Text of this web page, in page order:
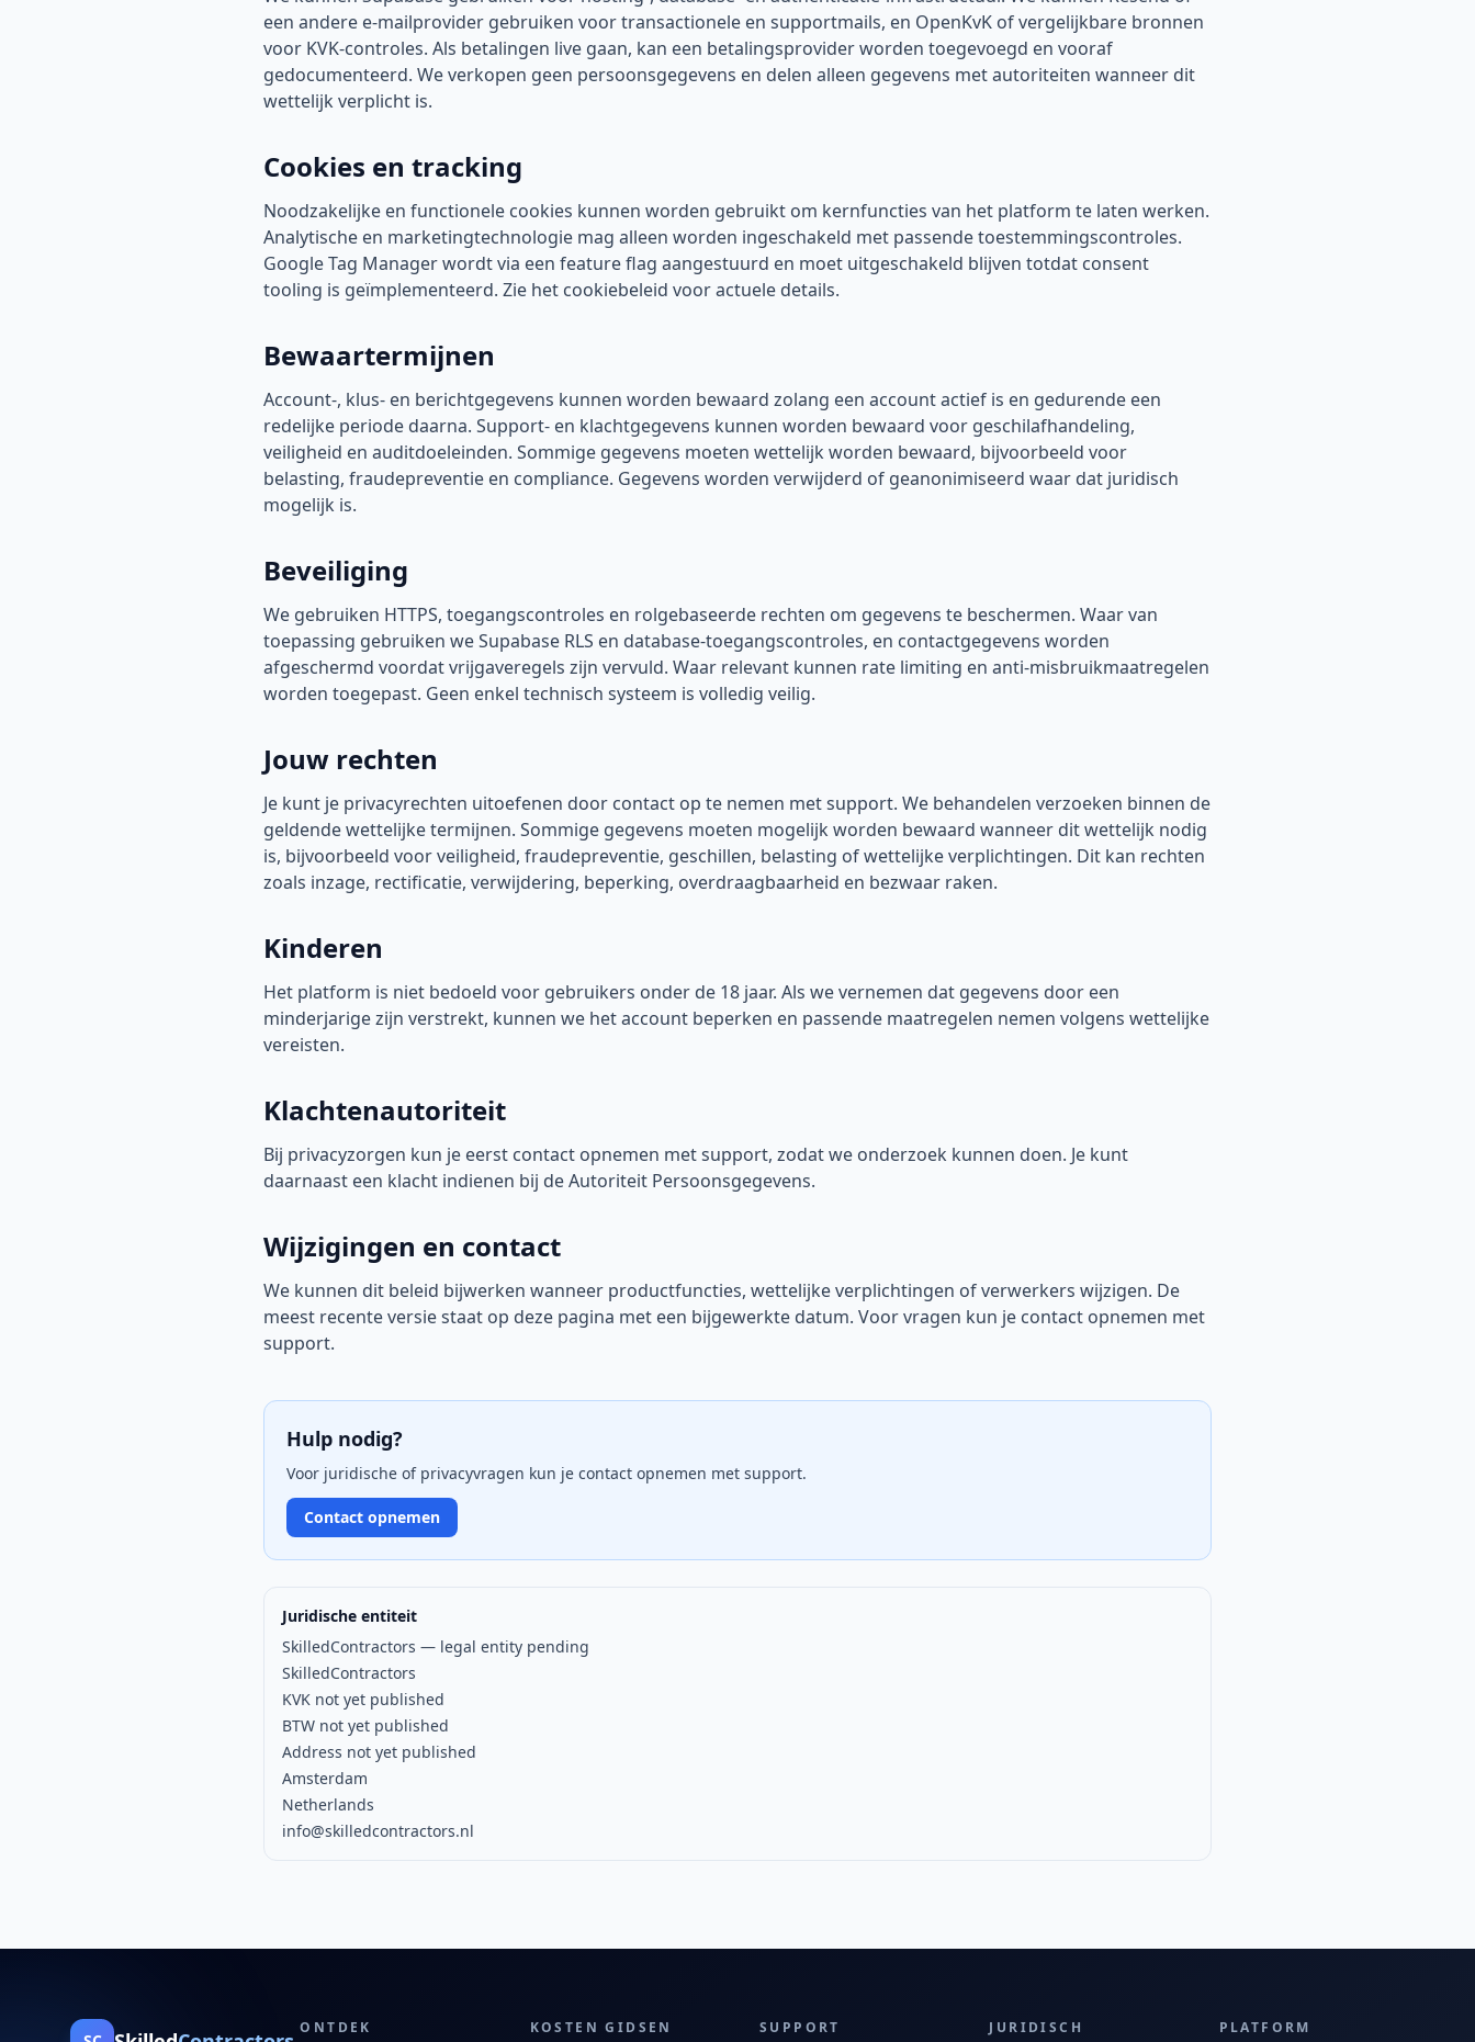
een andere e-mailprovider gebruiken voor transactionele en supportmails, en OpenKvK of vergelijkbare bronnen
voor KVK-controles. Als betalingen live gaan, kan een betalingsprovider worden toegevoegd en vooraf
gedocumenteerd. We verkopen geen persoonsgegevens en delen alleen gegevens met autoriteiten wanneer dit
wettelijk verplicht is.
Cookies en tracking
Noodzakelijke en functionele cookies kunnen worden gebruikt om kernfuncties van het platform te laten werken.
Analytische en marketingtechnologie mag alleen worden ingeschakeld met passende toestemmingscontroles.
Google Tag Manager wordt via een feature flag aangestuurd en moet uitgeschakeld blijven totdat consent
tooling is geïmplementeerd. Zie het cookiebeleid voor actuele details.
Bewaartermijnen
Account-, klus- en berichtgegevens kunnen worden bewaard zolang een account actief is en gedurende een
redelijke periode daarna. Support- en klachtgegevens kunnen worden bewaard voor geschilafhandeling,
veiligheid en auditdoeleinden. Sommige gegevens moeten wettelijk worden bewaard, bijvoorbeeld voor
belasting, fraudepreventie en compliance. Gegevens worden verwijderd of geanonimiseerd waar dat juridisch
mogelijk is.
Beveiliging
We gebruiken HTTPS, toegangscontroles en rolgebaseerde rechten om gegevens te beschermen. Waar van
toepassing gebruiken we Supabase RLS en database-toegangscontroles, en contactgegevens worden
afgeschermd voordat vrijgaveregels zijn vervuld. Waar relevant kunnen rate limiting en anti-misbruikmaatregelen
worden toegepast. Geen enkel technisch systeem is volledig veilig.
Jouw rechten
Je kunt je privacyrechten uitoefenen door contact op te nemen met support. We behandelen verzoeken binnen de
geldende wettelijke termijnen. Sommige gegevens moeten mogelijk worden bewaard wanneer dit wettelijk nodig
is, bijvoorbeeld voor veiligheid, fraudepreventie, geschillen, belasting of wettelijke verplichtingen. Dit kan rechten
zoals inzage, rectificatie, verwijdering, beperking, overdraagbaarheid en bezwaar raken.
Kinderen
Het platform is niet bedoeld voor gebruikers onder de 18 jaar. Als we vernemen dat gegevens door een
minderjarige zijn verstrekt, kunnen we het account beperken en passende maatregelen nemen volgens wettelijke
vereisten.
Klachtenautoriteit
Bij privacyzorgen kun je eerst contact opnemen met support, zodat we onderzoek kunnen doen. Je kunt
daarnaast een klacht indienen bij de Autoriteit Persoonsgegevens.
Wijzigingen en contact
We kunnen dit beleid bijwerken wanneer productfuncties, wettelijke verplichtingen of verwerkers wijzigen. De
meest recente versie staat op deze pagina met een bijgewerkte datum. Voor vragen kun je contact opnemen met
support.
Hulp nodig?
Voor juridische of privacyvragen kun je contact opnemen met support.
Contact opnemen
Juridische entiteit
SkilledContractors — legal entity pending
SkilledContractors
KVK not yet published
BTW not yet published
Address not yet published
Amsterdam
Netherlands
info@skilledcontractors.nl
ONTDEK KOSTEN GIDSEN SUPPORT JURIDISCH PLATFORM